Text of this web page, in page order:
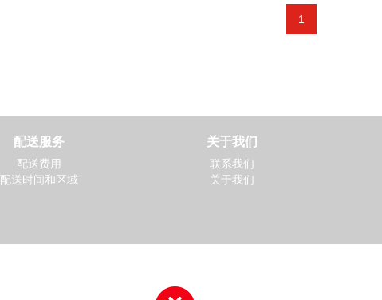
1
配送服务
配送费用
配送时间和区域
关于我们
联系我们
关于我们